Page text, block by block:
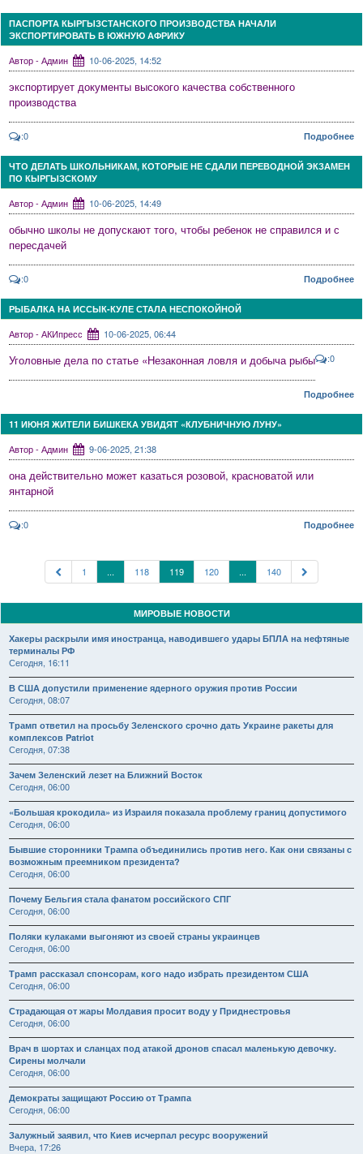
ПАСПОРТА КЫРГЫЗСТАНСКОГО ПРОИЗВОДСТВА НАЧАЛИ
ЭКСПОРТИРОВАТЬ В ЮЖНУЮ АФРИКУ
Автор - Админ 10-06-2025, 14:52
экспортирует документы высокого качества собственного
производства
:0 Подробнее
ЧТО ДЕЛАТЬ ШКОЛЬНИКАМ, КОТОРЫЕ НЕ СДАЛИ ПЕРЕВОДНОЙ ЭКЗАМЕН
ПО КЫРГЫЗСКОМУ
Автор - Админ 10-06-2025, 14:49
обычно школы не допускают того, чтобы ребенок не справился и с
пересдачей
:0 Подробнее
РЫБАЛКА НА ИССЫК-КУЛЕ СТАЛА НЕСПОКОЙНОЙ
Автор - АКИпресс 10-06-2025, 06:44
Уголовные дела по статье «Незаконная ловля и добыча рыбы :0
Подробнее
11 ИЮНЯ ЖИТЕЛИ БИШКЕКА УВИДЯТ «КЛУБНИЧНУЮ ЛУНУ»
Автор - Админ 9-06-2025, 21:38
она действительно может казаться розовой, красноватой или
янтарной
:0 Подробнее
1 ... 118 119 120 ... 140
МИРОВЫЕ НОВОСТИ
Хакеры раскрыли имя иностранца, наводившего удары БПЛА на нефтяные
терминалы РФ
Сегодня, 16:11
В США допустили применение ядерного оружия против России
Сегодня, 08:07
Трамп ответил на просьбу Зеленского срочно дать Украине ракеты для
комплексов Patriot
Сегодня, 07:38
Зачем Зеленский лезет на Ближний Восток
Сегодня, 06:00
«Большая крокодила» из Израиля показала проблему границ допустимого
Сегодня, 06:00
Бывшие сторонники Трампа объединились против него. Как они связаны с
возможным преемником президента?
Сегодня, 06:00
Почему Бельгия стала фанатом российского СПГ
Сегодня, 06:00
Поляки кулаками выгоняют из своей страны украинцев
Сегодня, 06:00
Трамп рассказал спонсорам, кого надо избрать президентом США
Сегодня, 06:00
Страдающая от жары Молдавия просит воду у Приднестровья
Сегодня, 06:00
Врач в шортах и сланцах под атакой дронов спасал маленькую девочку.
Сирены молчали
Сегодня, 06:00
Демократы защищают Россию от Трампа
Сегодня, 06:00
Залужный заявил, что Киев исчерпал ресурс вооружений
Вчера, 17:26